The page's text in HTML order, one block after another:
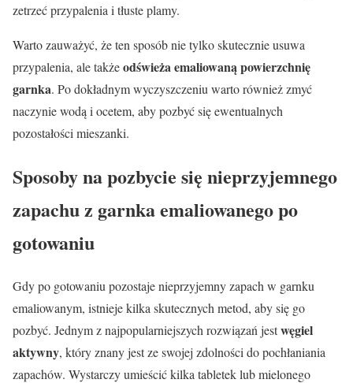
zetrzeć przypalenia i tłuste plamy.
Warto zauważyć, że ten sposób nie tylko skutecznie usuwa
przypalenia, ale takżeodświeża emaliowaną powierzchnię
garnka. Po dokładnym wyczyszczeniu warto również zmyć
naczynie wodą i ocetem, aby pozbyć się ewentualnych
pozostałości mieszanki.
Sposoby na pozbycie się nieprzyjemnego
zapachu z garnka emaliowanego po
gotowaniu
Gdy po gotowaniu pozostaje nieprzyjemny zapach w garnku
emaliowanym, istnieje kilka skutecznych metod, aby się go
pozbyć. Jednym z najpopularniejszych rozwiązań jestwęgiel
aktywny, który znany jest ze swojej zdolności do pochłaniania
zapachów. Wystarczy umieścić kilka tabletek lub mielonego